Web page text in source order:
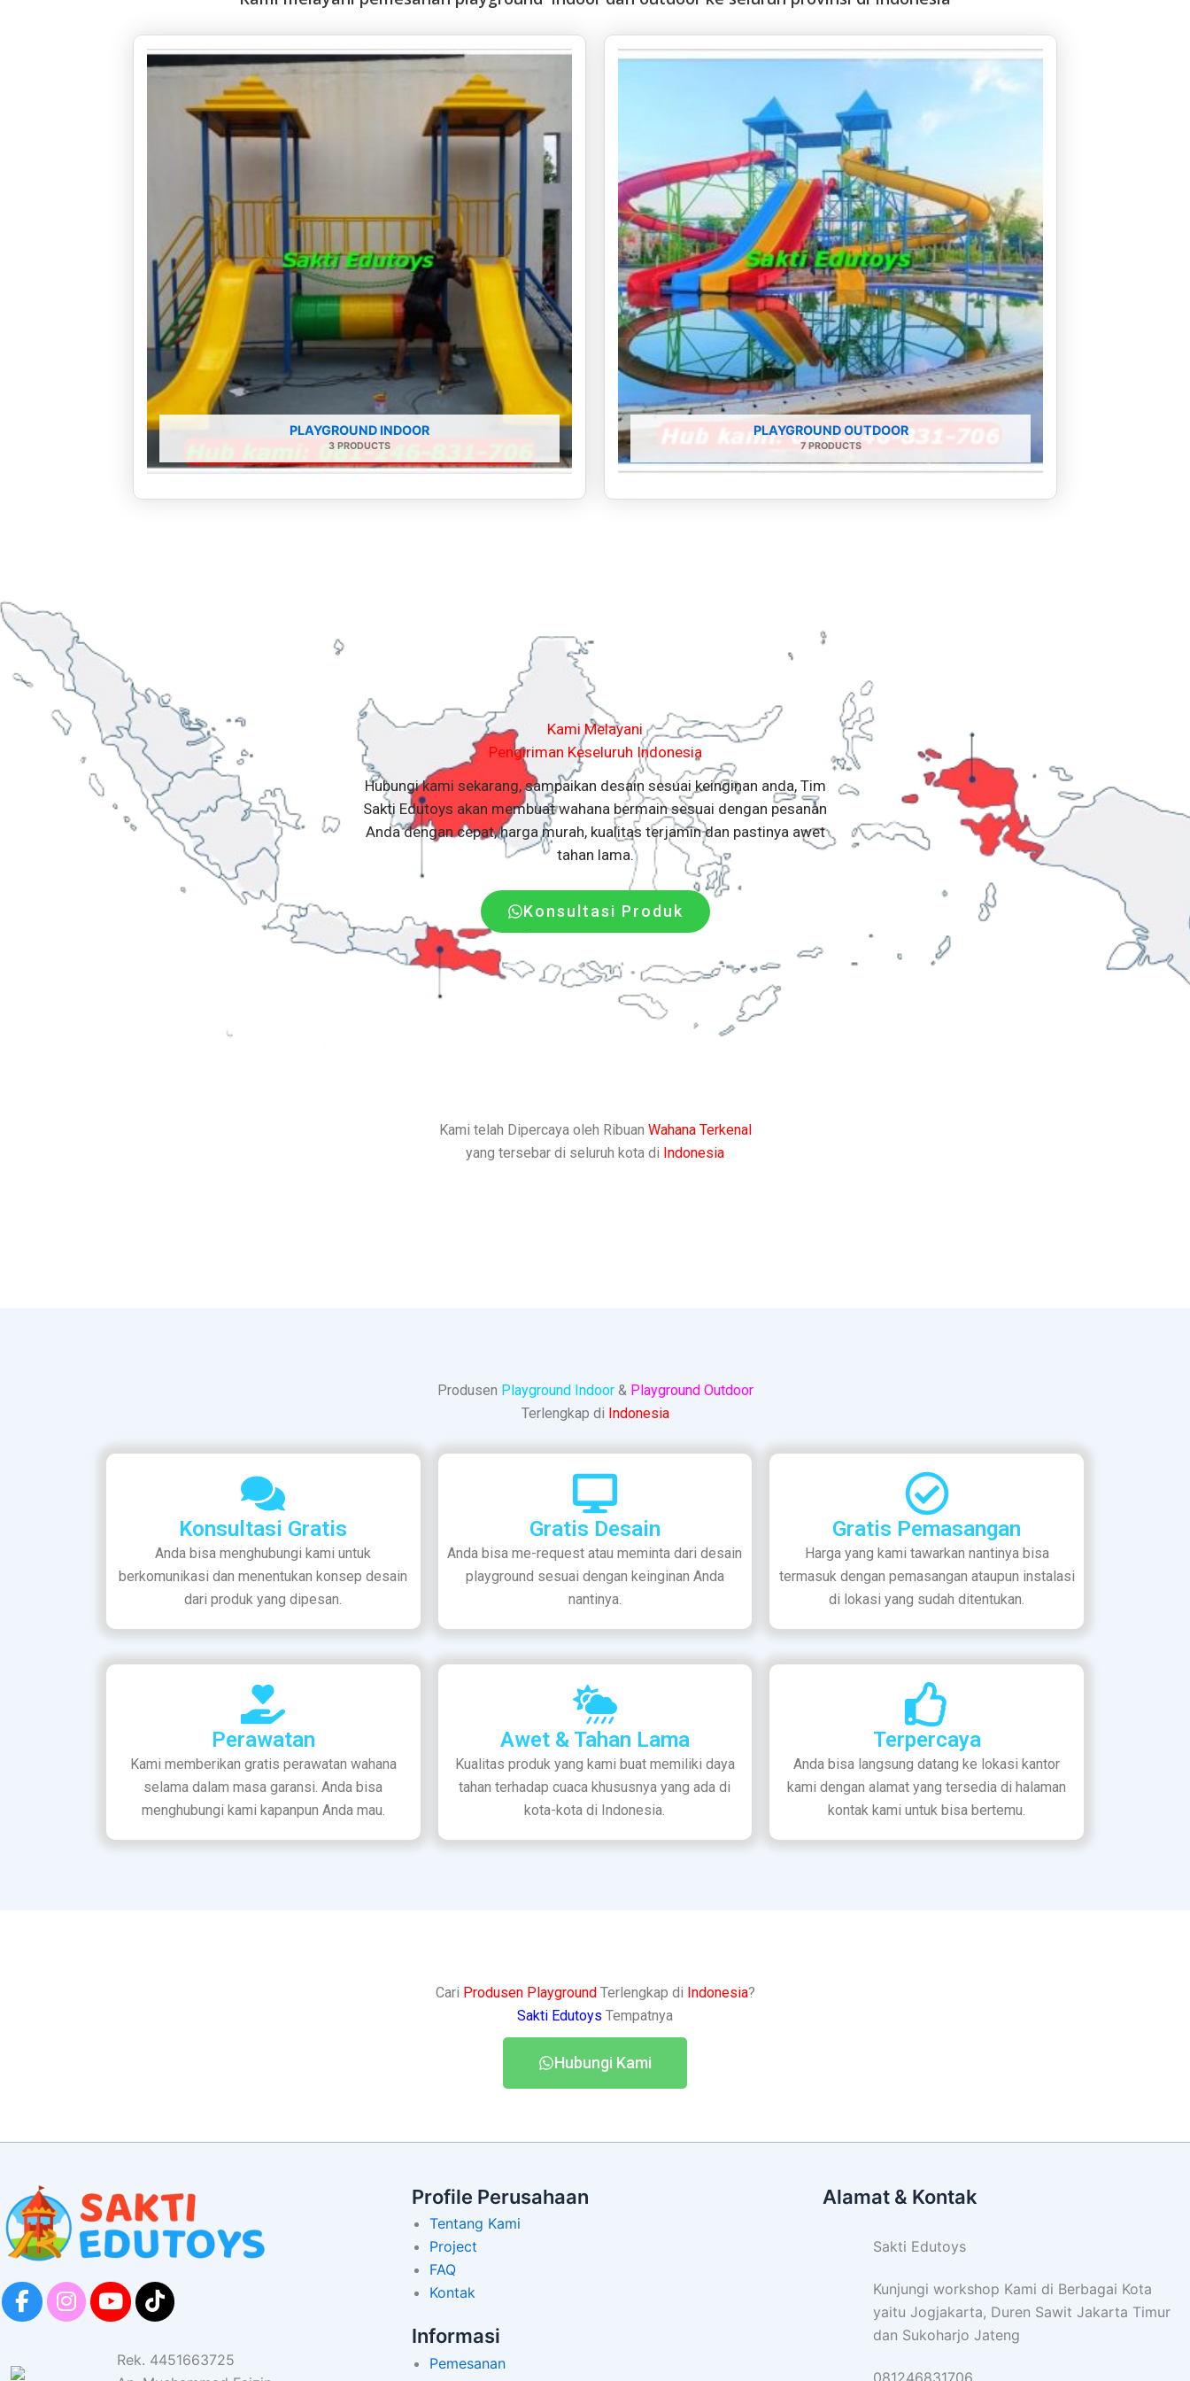
PLAYGROUND INDOOR
3 PRODUCTS
PLAYGROUND OUTDOOR
7 PRODUCTS
Kami Melayani
Pengiriman Keseluruh Indonesia
Hubungi kami sekarang, sampaikan desain sesuai keinginan anda, Tim
Sakti Edutoys akan membuat wahana bermain sesuai dengan pesanan
Anda dengan cepat, harga murah, kualitas terjamin dan pastinya awet
tahan lama.
Konsultasi Produk
Kami telah Dipercaya oleh Ribuan Wahana Terkenal
yang tersebar di seluruh kota di Indonesia
Produsen Playground Indoor& Playground Outdoor
Terlengkap di Indonesia
Konsultasi Gratis
Anda bisa menghubungi kami untuk
berkomunikasi dan menentukan konsep desain
dari produk yang dipesan.
Gratis Desain
Anda bisa me-request atau meminta dari desain
playground sesuai dengan keinginan Anda
nantinya.
Gratis Pemasangan
Harga yang kami tawarkan nantinya bisa
termasuk dengan pemasangan ataupun instalasi
di lokasi yang sudah ditentukan.
Perawatan
Kami memberikan gratis perawatan wahana
selama dalam masa garansi. Anda bisa
menghubungi kami kapanpun Anda mau.
Awet & Tahan Lama
Kualitas produk yang kami buat memiliki daya
tahan terhadap cuaca khususnya yang ada di
kota-kota di Indonesia.
Terpercaya
Anda bisa langsung datang ke lokasi kantor
kami dengan alamat yang tersedia di halaman
kontak kami untuk bisa bertemu.
Cari Produsen PlaygroundTerlengkap di Indonesia?
Sakti Edutoys Tempatnya
Hubungi Kami
Rek. 4451663725
Profile Perusahaan
Tentang Kami
Project
FAQ
Kontak
Informasi
Pemesanan
Alamat & Kontak
Sakti Edutoys
Kunjungi workshop Kami di Berbagai Kota
yaitu Jogjakarta, Duren Sawit Jakarta Timur
dan Sukoharjo Jateng